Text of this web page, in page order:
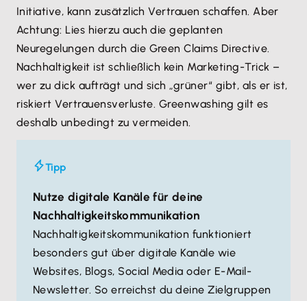
Initiative, kann zusätzlich Vertrauen schaffen. Aber
Achtung: Lies hierzu auch die geplanten
Neuregelungen durch die Green Claims Directive.
Nachhaltigkeit ist schließlich kein Marketing-Trick –
wer zu dick aufträgt und sich „grüner“ gibt, als er ist,
riskiert Vertrauensverluste. Greenwashing gilt es
deshalb unbedingt zu vermeiden.
Tipp
Nutze digitale Kanäle für deine
Nachhaltigkeitskommunikation
Nachhaltigkeitskommunikation funktioniert
besonders gut über digitale Kanäle wie
Websites, Blogs, Social Media oder E-Mail-
Newsletter. So erreichst du deine Zielgruppen